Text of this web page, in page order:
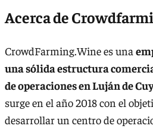
Acerca de
CrowdFarming.Wine es una
una sólida estructura
de operaciones en Luján de
surge en el año 2018 con el
desarrollar un centro de